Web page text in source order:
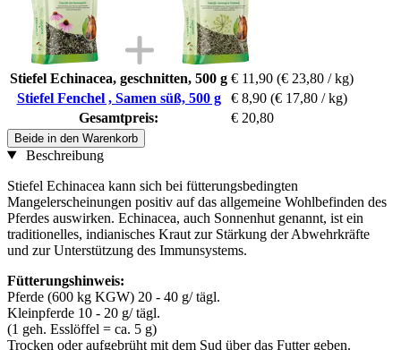
Stiefel Echinacea, geschnitten, 500 g € 11,90 (€ 23,80 / kg)
Stiefel Fenchel , Samen süß, 500 g
€ 8,90 (€ 17,80 / kg)
Gesamtpreis:
€ 20,80
Beide in den Warenkorb
Beschreibung
Stiefel Echinacea kann sich bei fütterungsbedingten
Mangelerscheinungen positiv auf das allgemeine Wohlbefinden des
Pferdes auswirken. Echinacea, auch Sonnenhut genannt, ist ein
traditionelles, indianisches Kraut zur Stärkung der Abwehrkräfte
und zur Unterstützung des Immunsystems.
Fütterungshinweis:
Pferde (600 kg KGW) 20 - 40 g/ tägl.
Kleinpferde 10 - 20 g/ tägl.
(1 geh. Esslöffel = ca. 5 g)
Trocken oder aufgebrüht mit dem Sud über das Futter geben.